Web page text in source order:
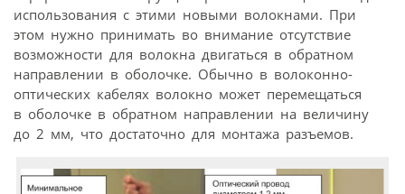
использования с этими новыми волокнами. При
этом нужно принимать во внимание отсутствие
возможности для волокна двигаться в обратном
направлении в оболочке. Обычно в волоконно-
оптических кабелях волокно может перемещаться
в оболочке в обратном направлении на величину
до 2 мм, что достаточно для монтажа разъемов.